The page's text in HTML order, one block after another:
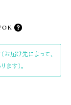
OK
届け先によって、
す）。